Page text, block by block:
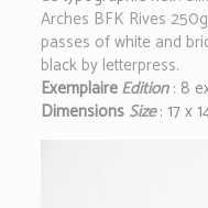
Arches BFK Rives
passes of white and
black by letterpress.
ExemplaireEdition : 8
Dimensions Size: 17 x